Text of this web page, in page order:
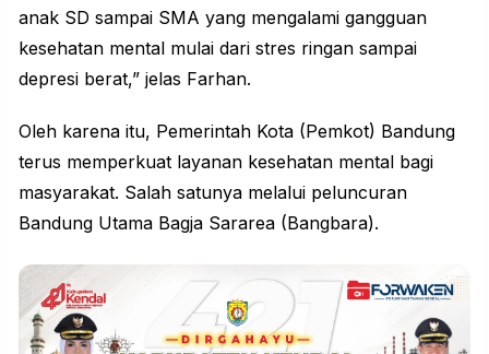
anak SD sampai SMA yang mengalami gangguan
kesehatan mental mulai dari stres ringan sampai
depresi berat,” jelas Farhan.
Oleh karena itu, Pemerintah Kota (Pemkot) Bandung
terus memperkuat layanan kesehatan mental bagi
masyarakat. Salah satunya melalui peluncuran
Bandung Utama Bagja Sararea (Bangbara).